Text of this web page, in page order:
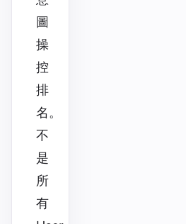
圖
操
控
排
名。
不
是
所
有